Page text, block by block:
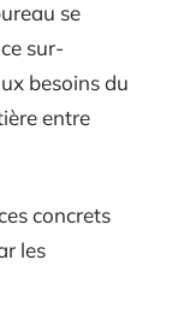
se
sur-
besoins du
entre
concrets
les